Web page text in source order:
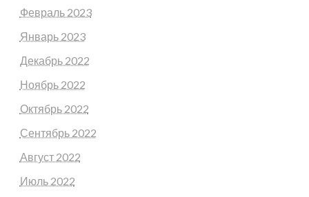
Февраль 2023
Январь 2023
Декабрь 2022
Ноябрь 2022
Октябрь 2022
Сентябрь 2022
Август 2022
Июль 2022